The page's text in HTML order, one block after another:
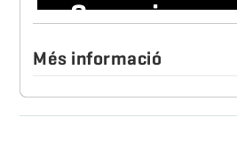
Més informació